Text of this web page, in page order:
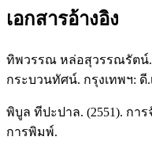
เอกสารอ้างอิง
ทิพวรรณ หล่อสุวรรณรัตน์.
กระบวนทัศน์. กรุงเทพฯ: ดี.
พิบูล ทีปะปาล. (2551). กา
การพิมพ์.